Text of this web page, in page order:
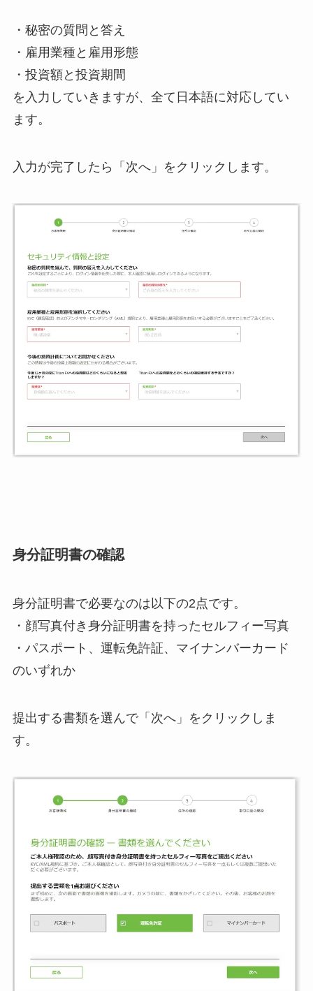
・秘密の質問と答え
・雇用業種と雇用形態
・投資額と投資期間
を入力していきますが、全て日本語に対応してい
ます。
入力が完了したら「次へ」をクリックします。
身分証明書の確認
身分証明書で必要なのは以下の2点です。
・顔写真付き身分証明書を持ったセルフィー写真
・パスポート、運転免許証、マイナンバーカード
のいずれか
提出する書類を選んで「次へ」をクリックしま
す。